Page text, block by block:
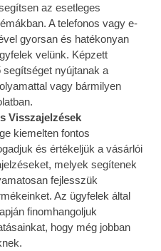
az esetleges
A telefonos vagy e-
gyorsan és hatékonyan
velünk. Képzett
nyújtanak a
vagy bármilyen
Visszajelzések
kiemelten fontos
és értékeljük a vásárlói
melyek segítenek
fejlesszük
Az ügyfelek által
finomhangoljuk
hogy még jobban